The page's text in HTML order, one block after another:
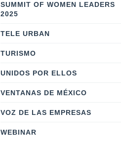
SUMMIT OF WOMEN LEADERS
2025
TELE URBAN
TURISMO
UNIDOS POR ELLOS
VENTANAS DE MÉXICO
VOZ DE LAS EMPRESAS
WEBINAR